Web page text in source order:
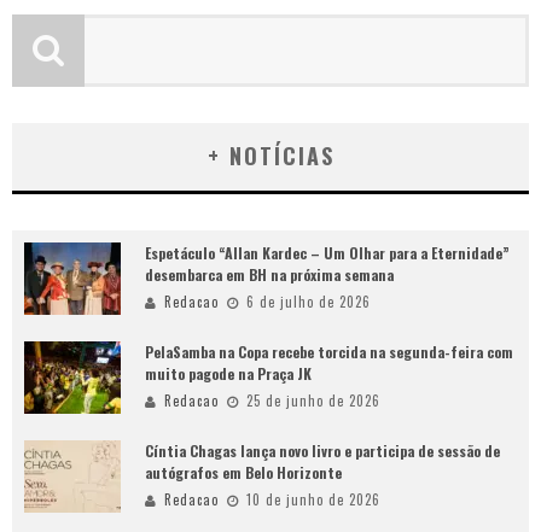
+ NOTÍCIAS
Espetáculo “Allan Kardec – Um Olhar para a Eternidade”
desembarca em BH na próxima semana
Redacao 6 de julho de 2026
PelaSamba na Copa recebe torcida na segunda-feira com
muito pagode na Praça JK
Redacao 25 de junho de 2026
Cíntia Chagas lança novo livro e participa de sessão de
autógrafos em Belo Horizonte
Redacao 10 de junho de 2026